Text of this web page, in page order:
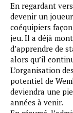
En regardant
devenir un
coéquipiers
jeu. Il a déjà
d’apprendre de
alors qu’il
L’organisation
potentiel de
deviendra une
années à venir.